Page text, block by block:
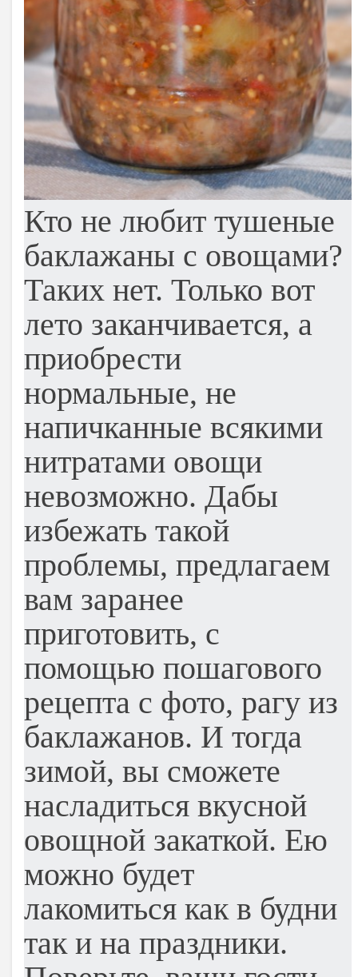
Кто не любит тушеные
баклажаны с овощами?
Таких нет. Только вот
лето заканчивается, а
приобрести
нормальные, не
напичканные всякими
нитратами овощи
невозможно. Дабы
избежать такой
проблемы, предлагаем
вам заранее
приготовить, с
помощью пошагового
рецепта с фото, рагу из
баклажанов. И тогда
зимой, вы сможете
насладиться вкусной
овощной закаткой. Ею
можно будет
лакомиться как в будни
так и на праздники.